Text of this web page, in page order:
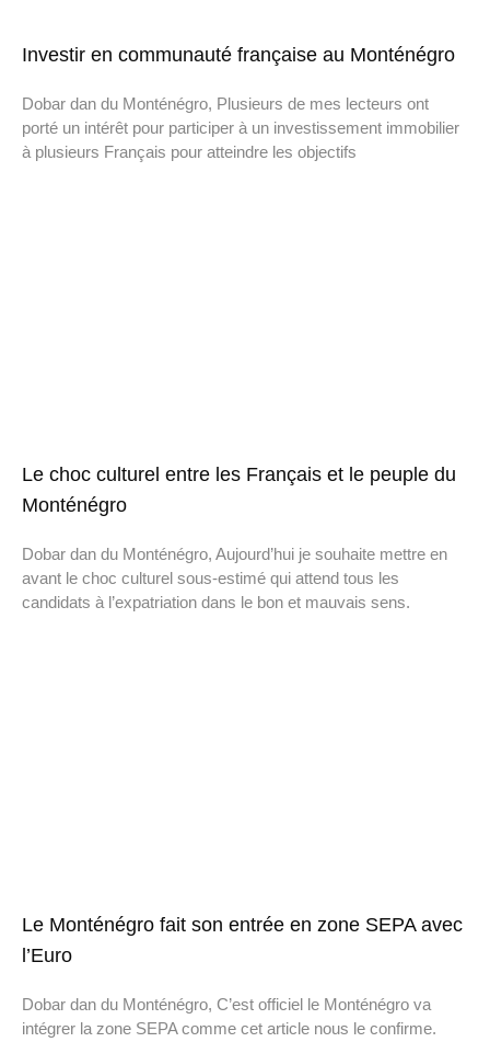
Investir en communauté française au Monténégro
Dobar dan du Monténégro, Plusieurs de mes lecteurs ont
porté un intérêt pour participer à un investissement immobilier
à plusieurs Français pour atteindre les objectifs
Le choc culturel entre les Français et le peuple du
Monténégro
Dobar dan du Monténégro, Aujourd’hui je souhaite mettre en
avant le choc culturel sous-estimé qui attend tous les
candidats à l’expatriation dans le bon et mauvais sens.
Le Monténégro fait son entrée en zone SEPA avec
l’Euro
Dobar dan du Monténégro, C’est officiel le Monténégro va
intégrer la zone SEPA comme cet article nous le confirme.